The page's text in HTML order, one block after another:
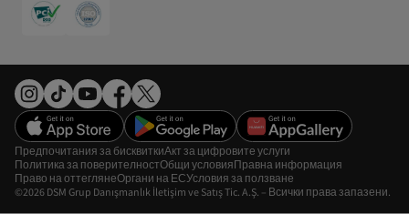
©2026 DSM Grup Danışmanlık İletişim ve Satış Tic. A.Ş. – Всички права запазени.
Предпочитания за бисквиткиАкт за цифровите услуги
Политика за поверителностОбщи условияПравна информация
Право на оттеглянеОргани на ЕСУсловия за ползване